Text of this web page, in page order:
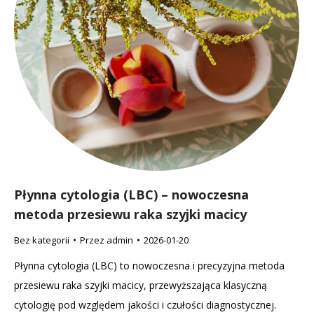
Płynna cytologia (LBC) – nowoczesna
metoda przesiewu raka szyjki macicy
Bez kategorii Przez admin 2026-01-20
Płynna cytologia (LBC) to nowoczesna i precyzyjna metoda
przesiewu raka szyjki macicy, przewyższająca klasyczną
cytologię pod względem jakości i czułości diagnostycznej.